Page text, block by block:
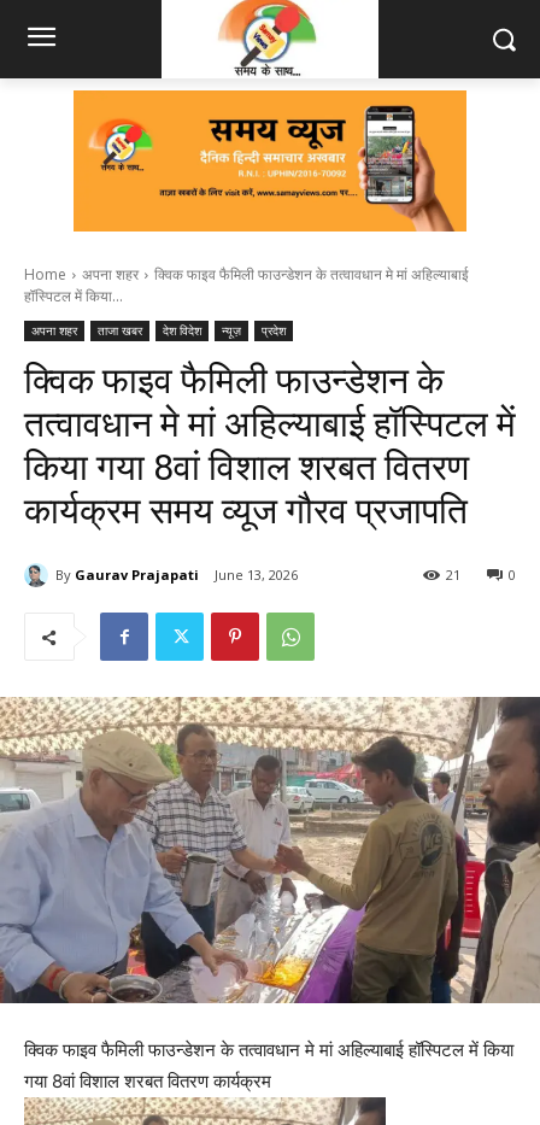
Home अपना शहर
क्विक फाइव फैमिली फाउन्डेशन के तत्वावधान मे मां अहिल्याबाई
हॉस्पिटल में किया...
अपना शहर ताजा खबर देश विदेश न्यूज़ प्रदेश
क्विक फाइव फैमिली फाउन्डेशन के
तत्वावधान मे मां अहिल्याबाई हॉस्पिटल में
किया गया 8वां विशाल शरबत वितरण
कार्यक्रम समय व्यूज गौरव प्रजापति
By Gaurav Prajapati June 13, 2026 0
21
क्विक फाइव फैमिली फाउन्डेशन के तत्वावधान मे मां अहिल्याबाई हॉस्पिटल में किया
गया 8वां विशाल शरबत वितरण कार्यक्रम